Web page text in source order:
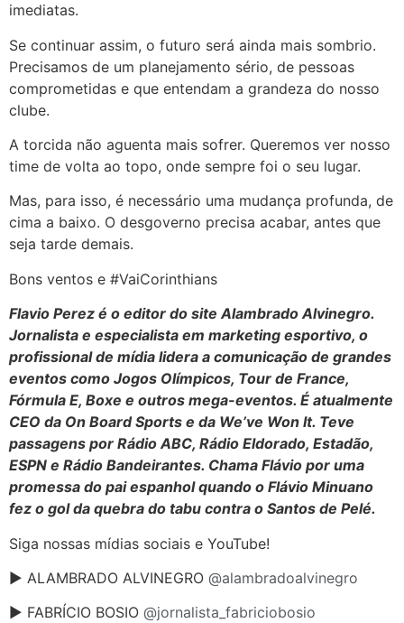
imediatas.
Se continuar assim, o futuro será ainda mais sombrio.
Precisamos de um planejamento sério, de pessoas
comprometidas e que entendam a grandeza do nosso
clube.
A torcida não aguenta mais sofrer. Queremos ver nosso
time de volta ao topo, onde sempre foi o seu lugar.
Mas, para isso, é necessário uma mudança profunda, de
cima a baixo. O desgoverno precisa acabar, antes que
seja tarde demais.
Bons ventos e #VaiCorinthians
Flavio Perez é o editor do site Alambrado Alvinegro.
Jornalista e especialista em marketing esportivo, o
profissional de mídia lidera a comunicação de grandes
eventos como Jogos Olímpicos, Tour de France,
Fórmula E, Boxe e outros mega-eventos. É atualmente
CEO da On Board Sports e da We’ve Won It. Teve
passagens por Rádio ABC, Rádio Eldorado, Estadão,
ESPN e Rádio Bandeirantes. Chama Flávio por uma
promessa do pai espanhol quando o Flávio Minuano
fez o gol da quebra do tabu contra o Santos de Pelé.
Siga nossas mídias sociais e YouTube!
► ALAMBRADO ALVINEGRO @alambradoalvinegro
► FABRÍCIO BOSIO @jornalista_fabriciobosio